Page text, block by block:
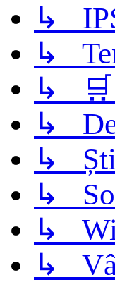
↳
↳
↳ 🛒
↳
↳
↳
↳
↳